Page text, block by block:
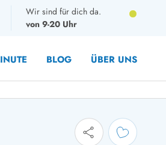
Wir sind für dich da.
von 9-20 Uhr
BLOG ÜBER UNS